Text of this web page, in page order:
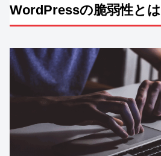
WordPressの脆弱性とは